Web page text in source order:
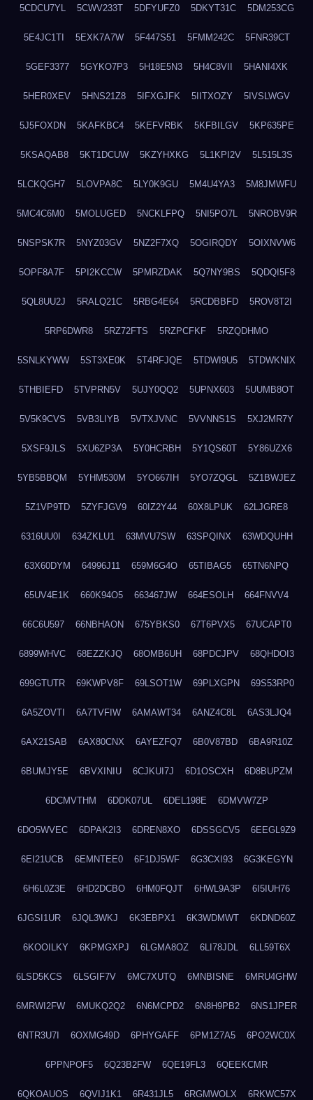
5CDCU7YL 5CWV233T 5DFYUFZ0 5DKYT31C 5DM253CG
5E4JC1TI 5EXK7A7W 5F447S51 5FMM242C 5FNR39CT
5GEF3377 5GYKO7P3 5H18E5N3 5H4C8VII 5HANI4XK
5HER0XEV 5HNS21Z8 5IFXGJFK 5IITXOZY 5IVSLWGV
5J5FOXDN 5KAFKBC4 5KEFVRBK 5KFBILGV 5KP635PE
5KSAQAB8 5KT1DCUW 5KZYHXKG 5L1KPI2V 5L515L3S
5LCKQGH7 5LOVPA8C 5LY0K9GU 5M4U4YA3 5M8JMWFU
5MC4C6M0 5MOLUGED 5NCKLFPQ 5NI5PO7L 5NROBV9R
5NSPSK7R 5NYZ03GV 5NZ2F7XQ 5OGIRQDY 5OIXNVW6
5OPF8A7F 5PI2KCCW 5PMRZDAK 5Q7NY9BS 5QDQI5F8
5QL8UU2J 5RALQ21C 5RBG4E64 5RCDBBFD 5ROV8T2I
5RP6DWR8 5RZ72FTS 5RZPCFKF 5RZQDHMO
5SNLKYWW 5ST3XE0K 5T4RFJQE 5TDWI9U5 5TDWKNIX
5THBIEFD 5TVPRN5V 5UJY0QQ2 5UPNX603 5UUMB8OT
5V5K9CVS 5VB3LIYB 5VTXJVNC 5VVNNS1S 5XJ2MR7Y
5XSF9JLS 5XU6ZP3A 5Y0HCRBH 5Y1QS60T 5Y86UZX6
5YB5BBQM 5YHM530M 5YO667IH 5YO7ZQGL 5Z1BWJEZ
5Z1VP9TD 5ZYFJGV9 60IZ2Y44 60X8LPUK 62LJGRE8
6316UU0I 634ZKLU1 63MVU7SW 63SPQINX 63WDQUHH
63X60DYM 64996J11 659M6G4O 65TIBAG5 65TN6NPQ
65UV4E1K 660K94O5 663467JW 664ESOLH 664FNVV4
66C6U597 66NBHAON 675YBKS0 67T6PVX5 67UCAPT0
6899WHVC 68EZZKJQ 68OMB6UH 68PDCJPV 68QHDOI3
699GTUTR 69KWPV8F 69LSOT1W 69PLXGPN 69S53RP0
6A5ZOVTI 6A7TVFIW 6AMAWT34 6ANZ4C8L 6AS3LJQ4
6AX21SAB 6AX80CNX 6AYEZFQ7 6B0V87BD 6BA9R10Z
6BUMJY5E 6BVXINIU 6CJKUI7J 6D1OSCXH 6D8BUPZM
6DCMVTHM 6DDK07UL 6DEL198E 6DMVW7ZP
6DO5WVEC 6DPAK2I3 6DREN8XO 6DSSGCV5 6EEGL9Z9
6EI21UCB 6EMNTEE0 6F1DJ5WF 6G3CXI93 6G3KEGYN
6H6L0Z3E 6HD2DCBO 6HM0FQJT 6HWL9A3P 6I5IUH76
6JGSI1UR 6JQL3WKJ 6K3EBPX1 6K3WDMWT 6KDND60Z
6KOOILKY 6KPMGXPJ 6LGMA8OZ 6LI78JDL 6LL59T6X
6LSD5KCS 6LSGIF7V 6MC7XUTQ 6MNBISNE 6MRU4GHW
6MRWI2FW 6MUKQ2Q2 6N6MCPD2 6N8H9PB2 6NS1JPER
6NTR3U7I 6OXMG49D 6PHYGAFF 6PM1Z7A5 6PO2WC0X
6PPNPOF5 6Q23B2FW 6QE19FL3 6QEEKCMR
6QKOAUOS 6QVIJ1K1 6R431JL5 6RGMWOLX 6RKWC57X